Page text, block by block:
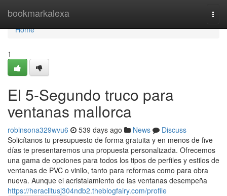
bookmarkalexa
Home
Home
1
El 5-Segundo truco para
ventanas mallorca
robinsona329wvu6 539 days ago News
Discuss
Solicítanos tu presupuesto de forma gratuita y en menos de five
días te presentaremos una propuesta personalizada. Ofrecemos
una gama de opciones para todos los tipos de perfiles y estilos de
ventanas de PVC o vinilo, tanto para reformas como para obra
nueva. Aunque el acristalamiento de las ventanas desempeña
https://heraclitusj304ndb2.theblogfairy.com/profile